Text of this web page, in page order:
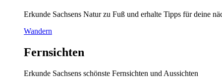
Erkunde Sachsens Natur zu Fuß und erhalte Tipps für deine
Wandern
Fernsichten
Erkunde Sachsens schönste Fernsichten und Aussichten